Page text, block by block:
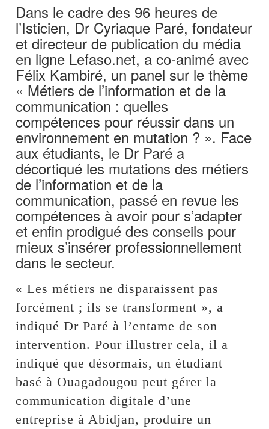
Dans le cadre des 96 heures de
l’Isticien, Dr Cyriaque Paré, fondateur
et directeur de publication du média
en ligne Lefaso.net, a co-animé avec
Félix Kambiré, un panel sur le thème
« Métiers de l’information et de la
communication : quelles
compétences pour réussir dans un
environnement en mutation ? ». Face
aux étudiants, le Dr Paré a
décortiqué les mutations des métiers
de l’information et de la
communication, passé en revue les
compétences à avoir pour s’adapter
et enfin prodigué des conseils pour
mieux s’insérer professionnellement
dans le secteur.
« Les métiers ne disparaissent pas
forcément ; ils se transforment », a
indiqué Dr Paré à l’entame de son
intervention. Pour illustrer cela, il a
indiqué que désormais, un étudiant
basé à Ouagadougou peut gérer la
communication digitale d’une
entreprise à Abidjan, produire un